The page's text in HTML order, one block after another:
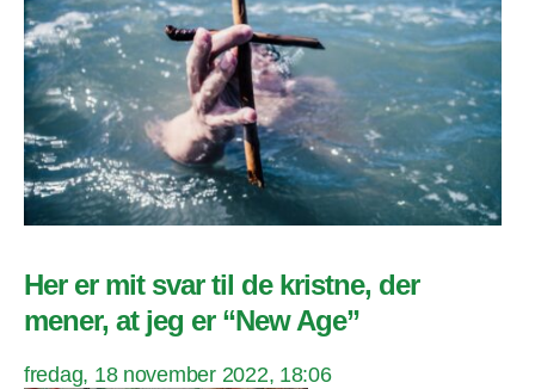
Her er mit svar til de kristne, der
mener, at jeg er “New Age”
fredag, 18 november 2022, 18:06